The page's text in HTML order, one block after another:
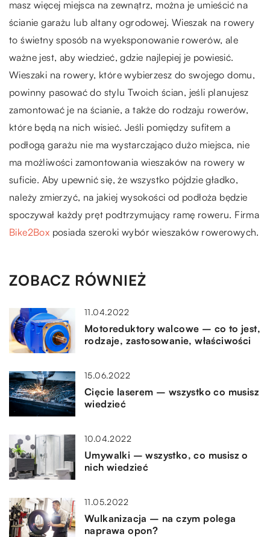
masz więcej miejsca na zewnątrz, można je umieścić na
ścianie garażu lub altany ogrodowej. Wieszak na rowery
to świetny sposób na wyeksponowanie rowerów, ale
ważne jest, aby wiedzieć, gdzie najlepiej je powiesić.
Wieszaki na rowery, które wybierzesz do swojego domu,
powinny pasować do stylu Twoich ścian, jeśli planujesz
zamontować je na ścianie, a także do rodzaju rowerów,
które będą na nich wisieć. Jeśli pomiędzy sufitem a
podłogą garażu nie ma wystarczająco dużo miejsca, nie
ma możliwości zamontowania wieszaków na rowery w
suficie. Aby upewnić się, że wszystko pójdzie gładko,
należy zmierzyć, na jakiej wysokości od podłoża będzie
spoczywał każdy pręt podtrzymujący ramę roweru. Firma
Bike2Box posiada szeroki wybór wieszaków rowerowych.
ZOBACZ RÓWNIEŻ
11.04.2022
Motoreduktory walcowe – co to jest,
rodzaje, zastosowanie, właściwości
15.06.2022
Cięcie laserem – wszystko co musisz
wiedzieć
10.04.2022
Umywalki – wszystko, co musisz o
nich wiedzieć
11.05.2022
Wulkanizacja – na czym polega
naprawa opon?